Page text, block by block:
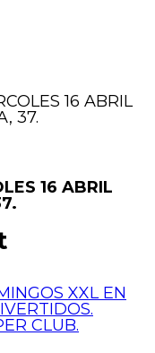
16 ABRIL
37.
16 ABRIL
XXL EN
CLUB.